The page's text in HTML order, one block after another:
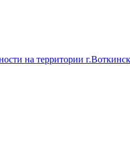
на территории